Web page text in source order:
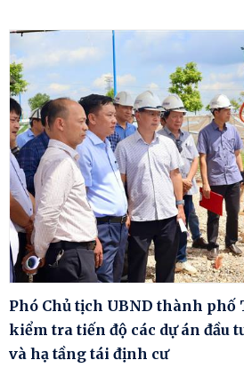
Phó Chủ tịch UBND thành phố
kiểm tra tiến độ các dự án đầu
và hạ tầng tái định cư